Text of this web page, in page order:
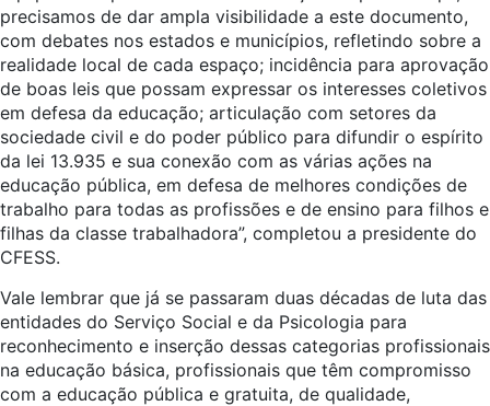
precisamos de dar ampla visibilidade a este documento,
com debates nos estados e municípios, refletindo sobre a
realidade local de cada espaço; incidência para aprovação
de boas leis que possam expressar os interesses coletivos
em defesa da educação; articulação com setores da
sociedade civil e do poder público para difundir o espírito
da lei 13.935 e sua conexão com as várias ações na
educação pública, em defesa de melhores condições de
trabalho para todas as profissões e de ensino para filhos e
filhas da classe trabalhadora”, completou a presidente do
CFESS.
Vale lembrar que já se passaram duas décadas de luta das
entidades do Serviço Social e da Psicologia para
reconhecimento e inserção dessas categorias profissionais
na educação básica, profissionais que têm compromisso
com a educação pública e gratuita, de qualidade,